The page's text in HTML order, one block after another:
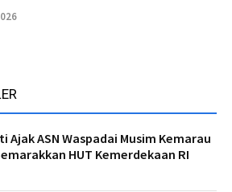
Ajak ASN Waspadai Musim Kemarau
HUT Kemerdekaan RI